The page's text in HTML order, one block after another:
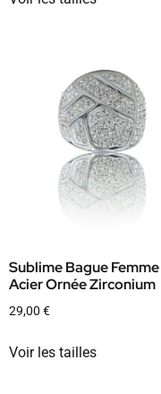
Sublime Bague Femme
Acier Ornée Zirconium
29,00 €
Voir les tailles